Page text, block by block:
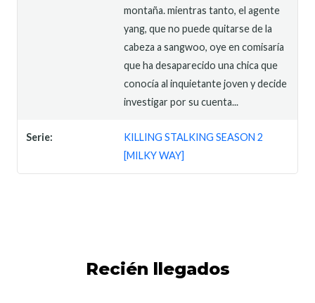
montaña. mientras tanto, el agente
yang, que no puede quitarse de la
cabeza a sangwoo, oye en comisaría
que ha desaparecido una chica que
conocía al inquietante joven y decide
investigar por su cuenta...
Serie:
KILLING STALKING SEASON 2
[MILKY WAY]
Recién llegados